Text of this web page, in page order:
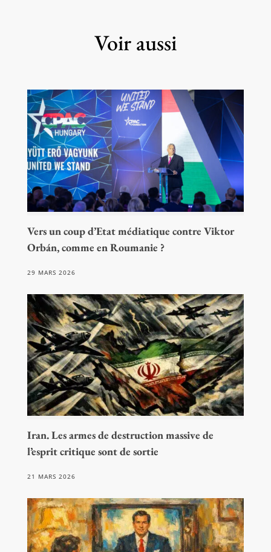
Voir aussi
Vers un coup d’Etat médiatique contre Viktor
Orbán, comme en Roumanie ?
29 MARS 2026
Iran. Les armes de destruction massive de
l’esprit critique sont de sortie
21 MARS 2026